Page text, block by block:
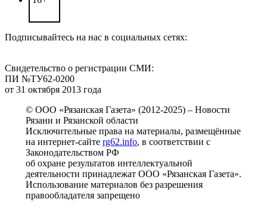
Подписывайтесь на нас в социальных сетях:
Свидетельство о регистрации СМИ:
ПИ №ТУ62-0200
от 31 октября 2013 года
© ООО «Рязанская Газета» (2012-2025) – Новости
Рязани и Рязанской области
Исключительные права на материалы, размещённые
на интернет-сайте rg62.info, в соответствии с
Законодательством РФ
об охране результатов интеллектуальной
деятельности принадлежат ООО «Рязанская Газета».
Использование материалов без разрешения
правообладателя запрещено